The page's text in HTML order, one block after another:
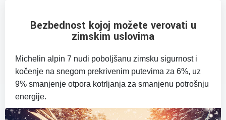
Bezbednost kojoj možete verovati u
zimskim uslovima
Michelin alpin 7 nudi poboljšanu zimsku sigurnost i
kočenje na snegom prekrivenim putevima za 6%, uz
9% smanjenje otpora kotrljanja za smanjenu potrošnju
energije.